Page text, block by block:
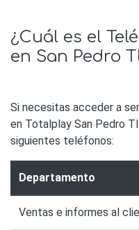
¿Cuál es el
en San Pedro
Si necesitas acceder a
en Totalplay San Pedro
siguientes teléfonos:
Departamento
Ventas e informes al